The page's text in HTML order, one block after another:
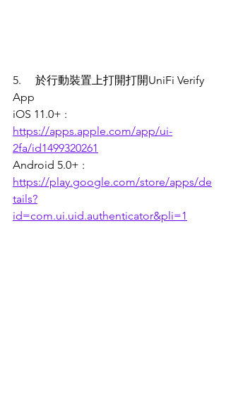
5.     於行動裝置上打開打開UniFi Verify
App
iOS 11.0+ :
https://apps.apple.com/app/ui-
2fa/id1499320261
Android 5.0+ :
https://play.google.com/store/apps/de
tails?
id=com.ui.uid.authenticator&pli=1